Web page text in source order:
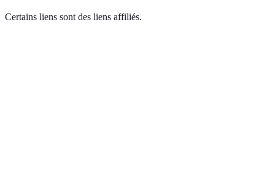
Certains liens sont des liens affiliés.